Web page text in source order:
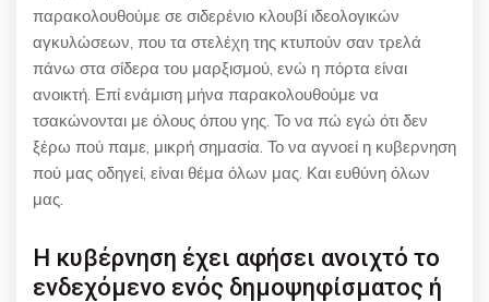
παρακολουθούμε σε σιδερένιο κλουβί ιδεολογικών
αγκυλώσεων, που τα στελέχη της κτυπούν σαν τρελά
πάνω στα σίδερα του μαρξισμού, ενώ η πόρτα είναι
ανοικτή. Επί ενάμιση μήνα παρακολουθούμε να
τσακώνονται με όλους όπου γης. Το να πώ εγώ ότι δεν
ξέρω πού παμε, μικρή σημασία. Το να αγνοεί η κυβερνηση
πού μας οδηγεί, είναι θέμα όλων μας. Και ευθύνη όλων
μας.
Η κυβέρνηση έχει αφήσει ανοιχτό το
ενδεχόμενο ενός δημοψηφίσματος ή